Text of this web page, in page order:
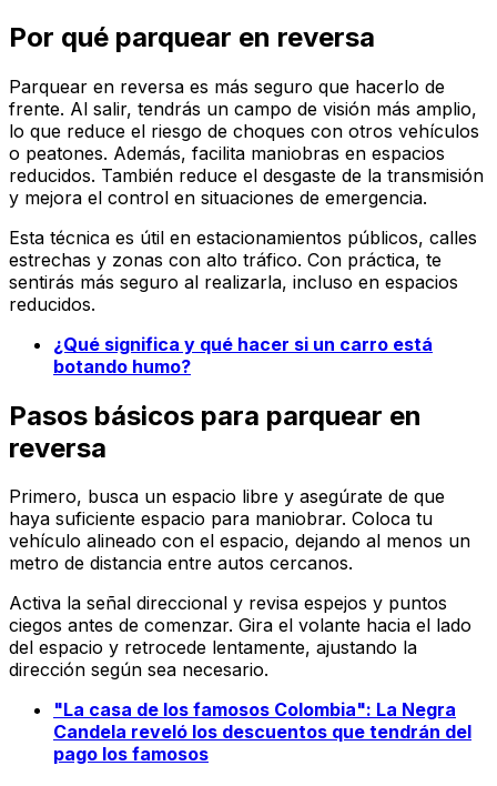
Por qué parquear en reversa
Parquear en reversa es más seguro que hacerlo de
frente. Al salir, tendrás un campo de visión más amplio,
lo que reduce el riesgo de choques con otros vehículos
o peatones. Además, facilita maniobras en espacios
reducidos. También reduce el desgaste de la transmisión
y mejora el control en situaciones de emergencia.
Esta técnica es útil en estacionamientos públicos, calles
estrechas y zonas con alto tráfico. Con práctica, te
sentirás más seguro al realizarla, incluso en espacios
reducidos.
¿Qué significa y qué hacer si un carro está
botando humo?
Pasos básicos para parquear en
reversa
Primero, busca un espacio libre y asegúrate de que
haya suficiente espacio para maniobrar. Coloca tu
vehículo alineado con el espacio, dejando al menos un
metro de distancia entre autos cercanos.
Activa la señal direccional y revisa espejos y puntos
ciegos antes de comenzar. Gira el volante hacia el lado
del espacio y retrocede lentamente, ajustando la
dirección según sea necesario.
"La casa de los famosos Colombia": La Negra
Candela reveló los descuentos que tendrán del
pago los famosos